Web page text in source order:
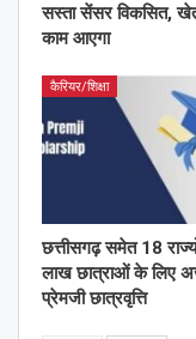
सस्ता सेंसर विकसित,
काम आएगा
कैरियर/शिक्षा
छत्तीसगढ़ समेत 18
लाख छात्राओं के लिए
प्रेमजी छात्रवृत्ति